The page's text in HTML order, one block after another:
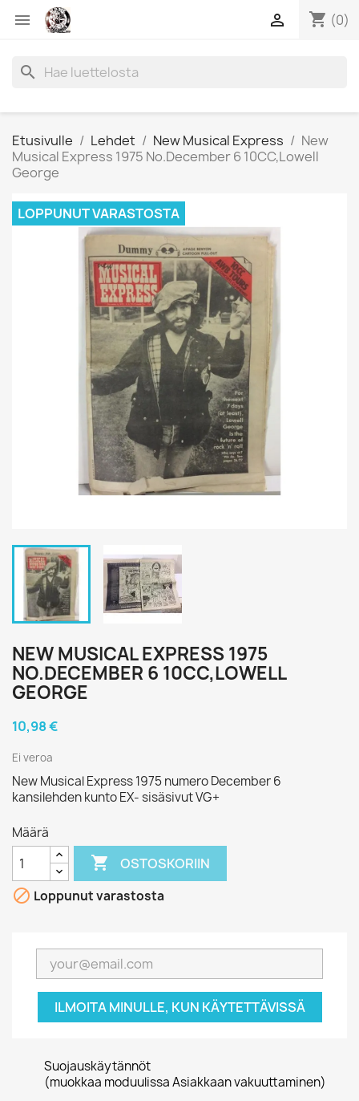
 shopping_cart (0)

search
Etusivulle Lehdet New Musical Express
New
Musical Express 1975 No.December 6 10CC,Lowell
George
LOPPUNUT VARASTOSTA
NEW MUSICAL EXPRESS 1975
NO.DECEMBER 6 10CC,LOWELL
GEORGE
10,98 €
Ei veroa
New Musical Express 1975 numero December 6
kansilehden kunto EX- sisäsivut VG+
Määrä
 OSTOSKORIIN
 Loppunut varastosta
ILMOITA MINULLE, KUN KÄYTETTÄVISSÄ
Suojauskäytännöt
(muokkaa moduulissa Asiakkaan vakuuttaminen)